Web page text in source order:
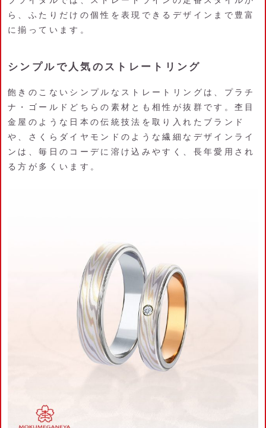
ら、ふたりだけの個性を表現できるデザインまで豊富
に揃っています。
シンプルで人気のストレートリング
飽きのこないシンプルなストレートリングは、プラチ
ナ・ゴールドどちらの素材とも相性が抜群です。杢目
金屋のような日本の伝統技法を取り入れたブランド
や、さくらダイヤモンドのような繊細なデザインライ
ンは、毎日のコーデに溶け込みやすく、長年愛用され
る方が多くいます。